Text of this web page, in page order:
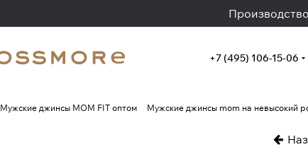
+7 (495) 106-15-06
Мужские джинсы MOM FIT оптом Мужские джинсы mom на невысокий